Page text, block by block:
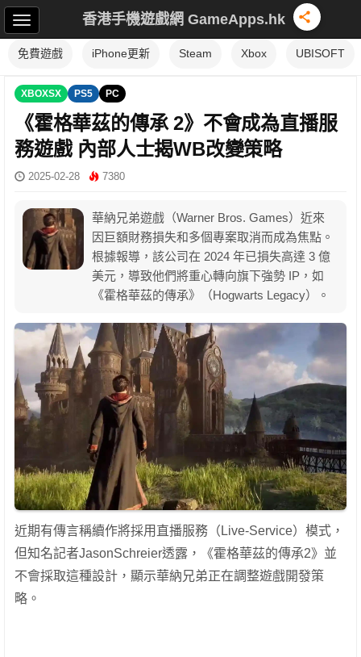
香港手機遊戲網 GameApps.hk
免費遊戲 iPhone更新 Steam Xbox UBISOFT
XBOXSX PS5 PC
《霍格華茲的傳承 2》不會成為直播服
務遊戲 內部人士揭WB改變策略
2025-02-28 7380
華納兄弟遊戲（Warner Bros. Games）近來
因巨額財務損失和多個專案取消而成為焦點。
根據報導，該公司在 2024 年已損失高達 3 億
美元，導致他們將重心轉向旗下強勢 IP，如
《霍格華茲的傳承》（Hogwarts Legacy）。
近期有傳言稱續作將採用直播服務（Live-Service）模式，
但知名記者JasonSchreier透露，《霍格華茲的傳承2》並
不會採取這種設計，顯示華納兄弟正在調整遊戲開發策
略。